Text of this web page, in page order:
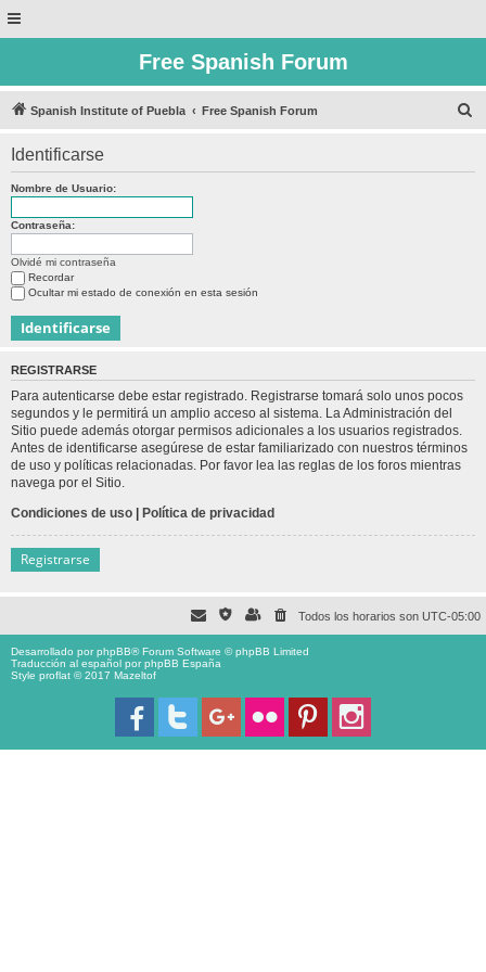
Free Spanish Forum
Spanish Institute of Puebla Free Spanish Forum
Identificarse
Nombre de Usuario:
Contraseña:
Olvidé mi contraseña
Recordar
Ocultar mi estado de conexión en esta sesión
REGISTRARSE
Para autenticarse debe estar registrado. Registrarse tomará solo unos pocos
segundos y le permitirá un amplio acceso al sistema. La Administración del
Sitio puede además otorgar permisos adicionales a los usuarios registrados.
Antes de identificarse asegúrese de estar familiarizado con nuestros términos
de uso y políticas relacionadas. Por favor lea las reglas de los foros mientras
navega por el Sitio.
Condiciones de uso | Política de privacidad
Registrarse
Todos los horarios son UTC-05:00
Desarrollado porphpBB® Forum Software © phpBB Limited
Traducción al español porphpBB España
Style proflat © 2017 Mazeltof